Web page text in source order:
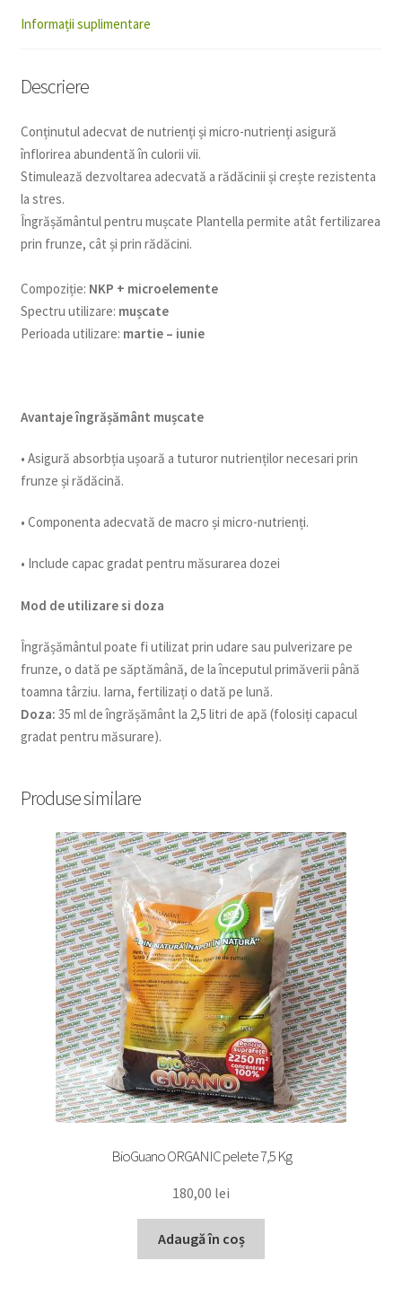
Informații suplimentare
Descriere
Conținutul adecvat de nutrienți și micro-nutrienți asigură
înflorirea abundentă în culorii vii.
Stimulează dezvoltarea adecvată a rădăcinii și crește rezistenta
la stres.
Îngrășământul pentru mușcate Plantella permite atât fertilizarea
prin frunze, cât și prin rădăcini.
Compoziție: NKP + microelemente
Spectru utilizare: mușcate
Perioada utilizare: martie – iunie
Avantaje îngrășământ mușcate
• Asigură absorbția ușoară a tuturor nutrienților necesari prin
frunze și rădăcină.
• Componenta adecvată de macro și micro-nutrienți.
• Include capac gradat pentru măsurarea dozei
Mod de utilizare si doza
Îngrășământul poate fi utilizat prin udare sau pulverizare pe
frunze, o dată pe săptămână, de la începutul primăverii până
toamna târziu. Iarna, fertilizați o dată pe lună.
Doza: 35 ml de îngrășământ la 2,5 litri de apă (folosiți capacul
gradat pentru măsurare).
Produse similare
BioGuano ORGANIC pelete 7,5 Kg
180,00 lei
Adaugă în coș